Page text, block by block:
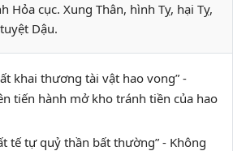
Hỏa cục. Xung Thân, hình Tỵ, hại Tỵ,
Dậu.
khai thương tài vật hao vong” -
tiến hành mở kho tránh tiền của hao
tế tự quỷ thần bất thường” - Không